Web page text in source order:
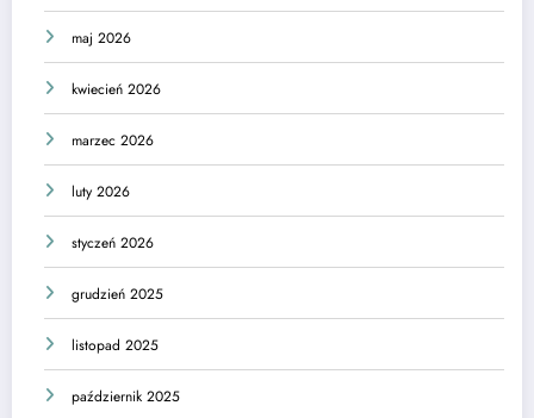
maj 2026
kwiecień 2026
marzec 2026
luty 2026
styczeń 2026
grudzień 2025
listopad 2025
październik 2025